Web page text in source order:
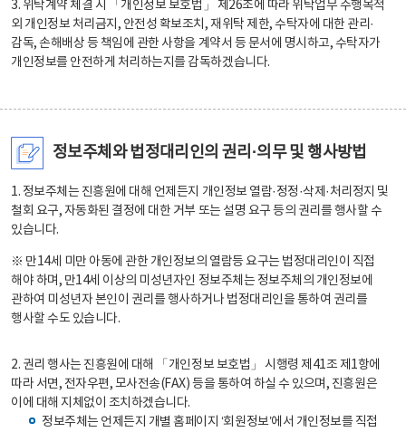
3. 위탁계약 체결 시 「개인정보 보호법」 제26조에 따라 위탁업무 수행목적
외 개인정보 처리금지, 안전성 확보조치, 재위탁 제한, 수탁자에 대한 관리·
감독, 손해배상 등 책임에 관한 사항을 계약서 등 문서에 명시하고, 수탁자가
개인정보를 안전하게 처리하는지를 감독하겠습니다.
정보주체와 법정대리인의 권리·의무 및 행사방법
1. 정보주체는 진흥원에 대해 언제든지 개인정보 열람·정정·삭제·처리정지 및
철회 요구, 자동화된 결정에 대한 거부 또는 설명 요구 등의 권리를 행사할 수
있습니다.
※ 만14세 미만 아동에 관한 개인정보의 열람등 요구는 법정대리인이 직접
해야 하며, 만14세 이상의 미성년자인 정보주체는 정보주체의 개인정보에
관하여 미성년자 본인이 권리를 행사하거나 법정대리인을 통하여 권리를
행사할 수도 있습니다.
2. 권리 행사는 진흥원에 대해 「개인정보 보호법」 시행령 제41조 제1항에
따라 서면, 전자우편, 모사전송(FAX) 등을 통하여 하실 수 있으며, 진흥원은
이에 대해 지체없이 조치하겠습니다.
정보주체는 언제든지 개별 홈페이지 ‘회원정보’에서 개인정보를 직접